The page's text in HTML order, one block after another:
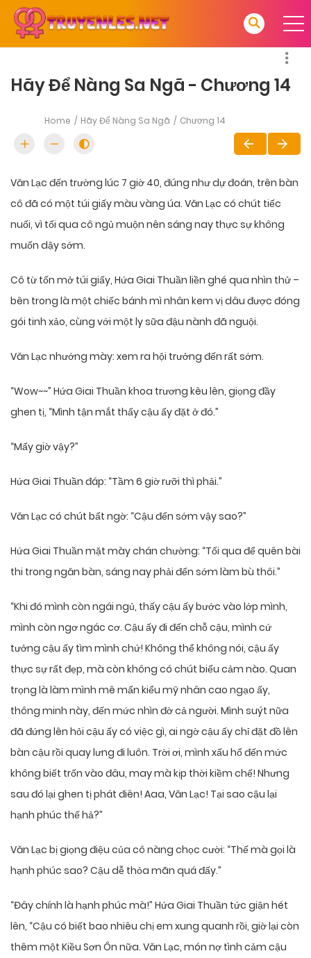
Hãy Để Nàng Sa Ngã - Chương 14
Home Hãy Để Nàng Sa Ngã Chương 14
Văn Lạc đến trường lúc 7 giờ 40, đúng như dự đoán, trên bàn
cô đã có một túi giấy màu vàng úa. Văn Lạc có chút tiếc
nuối, vì tối qua cô ngủ muộn nên sáng nay thực sự không
muốn dậy sớm.
Cô từ tốn mở túi giấy, Hứa Giai Thuần liền ghé qua nhìn thử –
bên trong là một chiếc bánh mì nhân kem vị dâu được đóng
gói tinh xảo, cùng với một ly sữa đậu nành đã nguội.
Văn Lạc nhướng mày: xem ra hội trưởng đến rất sớm.
“Wow~~” Hứa Giai Thuần khoa trương kêu lên, giọng đầy
ghen tị, “Mình tận mắt thấy cậu ấy đặt ở đó.”
“Mấy giờ vậy?”
Hứa Giai Thuần đáp: “Tầm 6 giờ rưỡi thì phải.”
Văn Lạc có chút bất ngờ: “Cậu đến sớm vậy sao?”
Hứa Giai Thuần mặt mày chán chường: “Tối qua để quên bài
thi trong ngăn bàn, sáng nay phải đến sớm làm bù thôi.”
“Khi đó mình còn ngái ngủ, thấy cậu ấy bước vào lớp mình,
mình còn ngơ ngác cơ. Cậu ấy đi đến chỗ cậu, mình cứ
tưởng cậu ấy tìm mình chứ! Không thể không nói, cậu ấy
thực sự rất đẹp, mà còn không có chút biểu cảm nào. Quan
trọng là làm mình mê mẩn kiểu mỹ nhân cao ngạo ấy,
thông minh này, đến mức nhìn đờ cả người. Mình suýt nữa
đã đứng lên hỏi cậu ấy có việc gì, ai ngờ cậu ấy chỉ đặt đồ lên
bàn cậu rồi quay lưng đi luôn. Trời ơi, mình xấu hổ đến mức
không biết trốn vào đâu, may mà kịp thời kiềm chế! Nhưng
sau đó lại ghen tị phát điên! Aaa, Văn Lạc! Tại sao cậu lại
hạnh phúc thế hả?”
Văn Lạc bị giọng điệu của cô nàng chọc cười: “Thế mà gọi là
hạnh phúc sao? Cậu dễ thỏa mãn quá đấy.”
“Đây chính là hạnh phúc mà!” Hứa Giai Thuần tức giận hét
lên, “Cậu có biết bao nhiêu chị em xung quanh rồi, giờ lại còn
thêm một Kiều Sơn Ôn nữa. Văn Lạc, món nợ tình cảm cậu